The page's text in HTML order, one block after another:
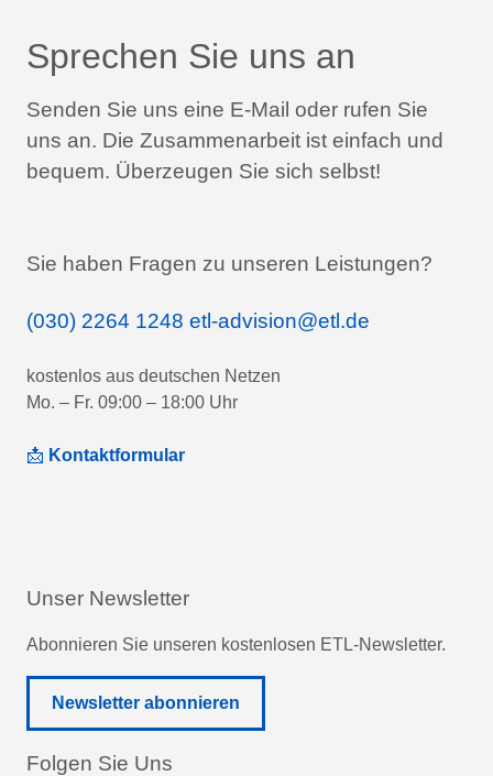
Sprechen Sie uns an
Senden Sie uns eine E-Mail oder rufen Sie
uns an. Die Zusammenarbeit ist einfach und
bequem. Überzeugen Sie sich selbst!
Sie haben Fragen zu unseren Leistungen?
(030) 2264 1248 etl-advision@etl.de
kostenlos aus deutschen Netzen
Mo. – Fr. 09:00 – 18:00 Uhr
📩 Kontaktformular
Unser Newsletter
Abonnieren Sie unseren kostenlosen ETL-Newsletter.
Newsletter abonnieren
Folgen Sie Uns